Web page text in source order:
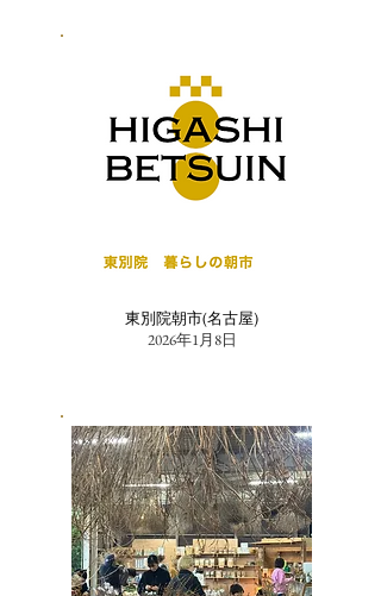
東別院朝市(名古屋)
2026年1月8日